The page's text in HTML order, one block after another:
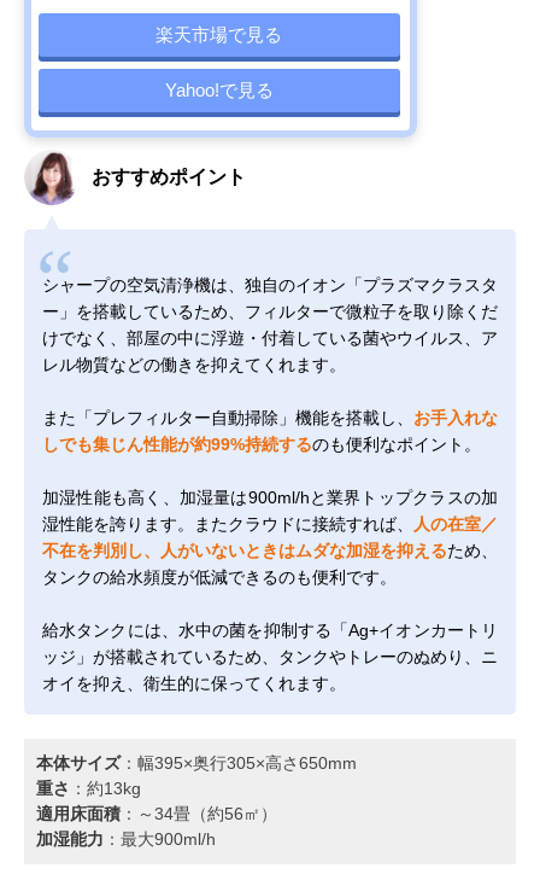
楽天市場で見る
Yahoo!で見る
おすすめポイント
シャープの空気清浄機は、独自のイオン「プラズマクラスタ
ー」を搭載しているため、フィルターで微粒子を取り除くだ
けでなく、部屋の中に浮遊・付着している菌やウイルス、ア
レル物質などの働きを抑えてくれます。
また「プレフィルター自動掃除」機能を搭載し、 お手入れな
しでも集じん性能が約99%持続するのも便利なポイント。
加湿性能も高く、加湿量は900ml/hと業界トップクラスの加
湿性能を誇ります。またクラウドに接続すれば、
人の在室／
不在を判別し、人がいないときはムダな加湿を抑えるため、
タンクの給水頻度が低減できるのも便利です。
給水タンクには、水中の菌を抑制する「Ag+イオンカートリ
ッジ」が搭載されているため、タンクやトレーのぬめり、ニ
オイを抑え、衛生的に保ってくれます。
本体サイズ：幅395×奥行305×高さ650mm
重さ ：約13kg
適用床面積 ：～34畳（約56㎡）
加湿能力 ：最大900ml/h